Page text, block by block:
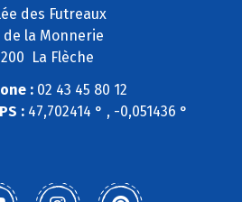
des Futreaux
de la Monnerie
La Flèche
:02 43 45 80 12
:47,702414 ° , -0,051436 °